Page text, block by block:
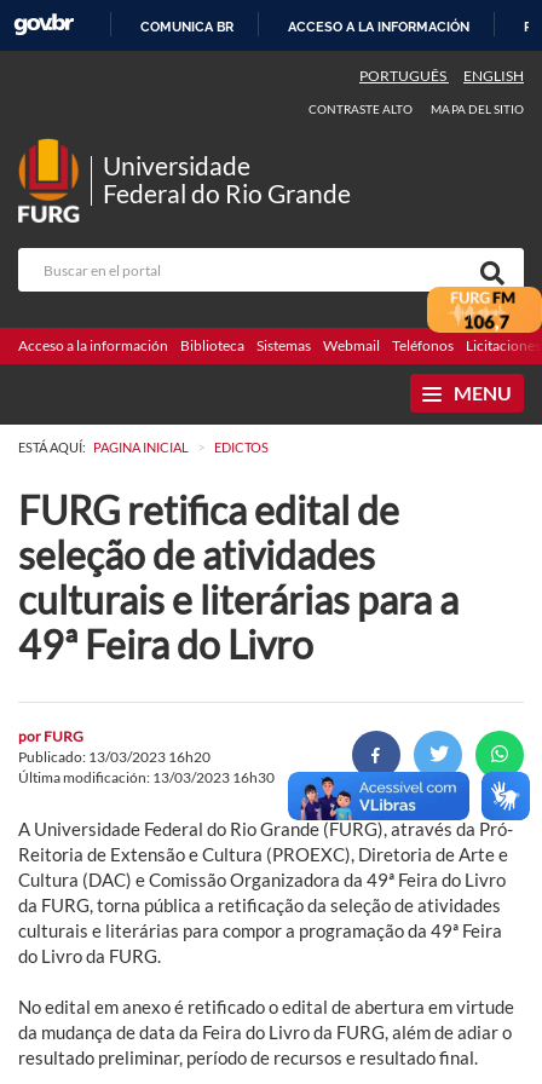
CONTENIDO
COMUNICA BR ACCESO A LA INFORMACIÓN
PORTUGUÊS ENGLISH
CONTRASTE ALTO MAPA DEL SITIO
Universidade
Federal do Rio Grande
Acceso a la información Biblioteca Sistemas Webmail Teléfonos Licitaciones
MENU
ESTÁ AQUÍ: PAGINA INICIAL > EDICTOS
FURG retifica edital de
seleção de atividades
culturais e literárias para a
49ª Feira do Livro
por FURG
Publicado: 13/03/2023 16h20
Última modificación: 13/03/2023 16h30
A Universidade Federal do Rio Grande (FURG), através da Pró-
Reitoria de Extensão e Cultura (PROEXC), Diretoria de Arte e
Cultura (DAC) e Comissão Organizadora da 49ª Feira do Livro
da FURG, torna pública a retificação da seleção de atividades
culturais e literárias para compor a programação da 49ª Feira
do Livro da FURG.
No edital em anexo é retificado o edital de abertura em virtude
da mudança de data da Feira do Livro da FURG, além de adiar o
resultado preliminar, período de recursos e resultado final.